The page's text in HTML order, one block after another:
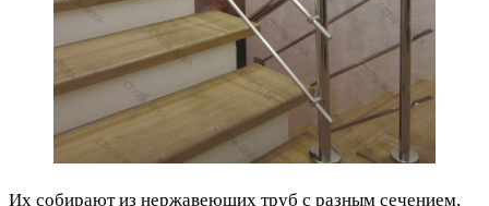
Их собирают из нержавеющих труб с разным сечением,